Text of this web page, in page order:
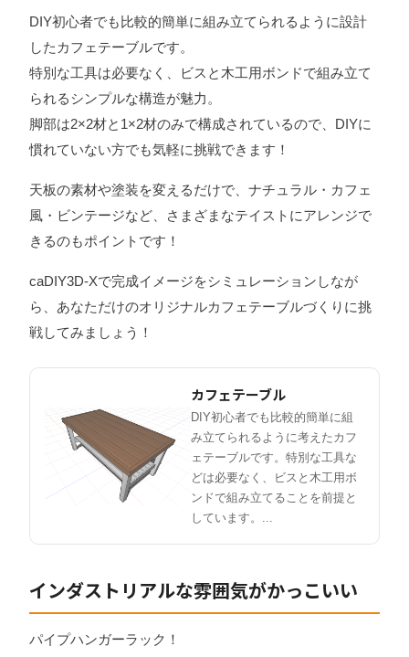
DIY初心者でも比較的簡単に組み立てられるように設計
したカフェテーブルです。
特別な工具は必要なく、ビスと木工用ボンドで組み立て
られるシンプルな構造が魅力。
脚部は2×2材と1×2材のみで構成されているので、DIYに
慣れていない方でも気軽に挑戦できます！
天板の素材や塗装を変えるだけで、ナチュラル・カフェ
風・ビンテージなど、さまざまなテイストにアレンジで
きるのもポイントです！
caDIY3D-Xで完成イメージをシミュレーションしなが
ら、あなただけのオリジナルカフェテーブルづくりに挑
戦してみましょう！
カフェテーブル
DIY初心者でも比較的簡単に組
み立てられるように考えたカフ
ェテーブルです。特別な工具な
どは必要なく、ビスと木工用ボ
ンドで組み立てることを前提と
しています。...
インダストリアルな雰囲気がかっこいい
パイプハンガーラック！